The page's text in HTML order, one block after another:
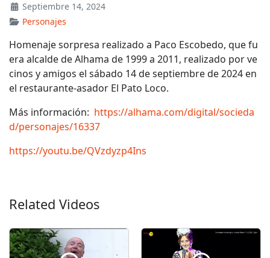
Septiembre 14, 2024
Personajes
Homenaje sorpresa realizado a Paco Escobedo, que fu
era alcalde de Alhama de 1999 a 2011, realizado por ve
cinos y amigos el sábado 14 de septiembre de 2024 en
el restaurante-asador El Pato Loco.
Más información: https://alhama.com/digital/socieda
d/personajes/16337
https://youtu.be/QVzdyzp4Ins
Related Videos